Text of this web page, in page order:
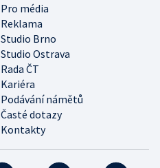
Pro média
Reklama
Studio Brno
Studio Ostrava
Rada ČT
Kariéra
Podávání námětů
Časté dotazy
Kontakty